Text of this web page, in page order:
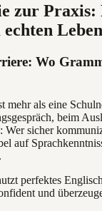
zur Praxis:
Wo
mehr als eine
beim
Wer sicher
auf